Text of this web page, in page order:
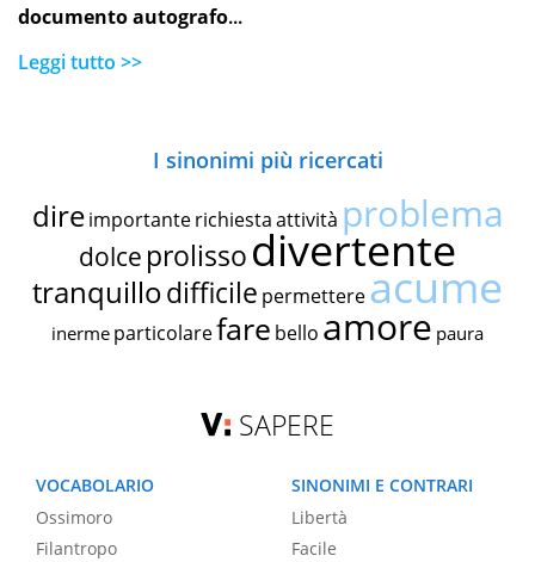
documento autografo...
Leggi tutto >>
I sinonimi più ricercati
dire importante richiestaattività problema
dolce prolissodivertente
tranquillodifficile permettereacume
inerme particolarefare bello amore paura
SAPERE
VOCABOLARIO
Ossimoro
Filantropo
SINONIMI E CONTRARI
Libertà
Facile